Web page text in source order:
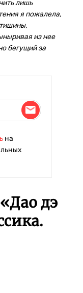
лишь
я пожалела,
из нее
бегущий за
на
дэ